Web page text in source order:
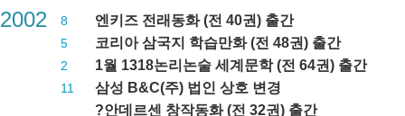
2002 8 엔키즈 전래동화 (전 40권) 출간
5 코리아 삼국지 학습만화 (전 48권) 출간
2 1월 1318논리논술 세계문학 (전 64권) 출간
11
삼성 B&C(주) 법인 상호 변경
?안데르센 창작동화 (전 32권) 출간